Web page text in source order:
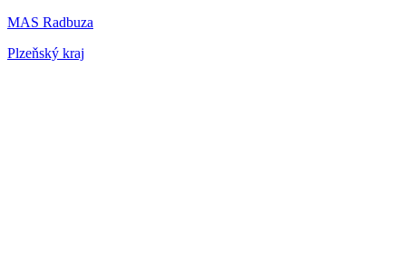
MAS Radbuza
Plzeňský kraj